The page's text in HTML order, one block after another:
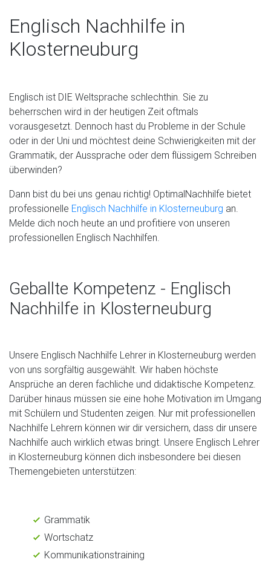
Englisch Nachhilfe in
Klosterneuburg
Englisch ist DIE Weltsprache schlechthin. Sie zu
beherrschen wird in der heutigen Zeit oftmals
vorausgesetzt. Dennoch hast du Probleme in der Schule
oder in der Uni und möchtest deine Schwierigkeiten mit der
Grammatik, der Aussprache oder dem flüssigem Schreiben
überwinden?
Dann bist du bei uns genau richtig! OptimalNachhilfe bietet
professionelle Englisch Nachhilfe in Klosterneuburg an.
Melde dich noch heute an und profitiere von unseren
professionellen Englisch Nachhilfen.
Geballte Kompetenz - Englisch
Nachhilfe in Klosterneuburg
Unsere Englisch Nachhilfe Lehrer in Klosterneuburg werden
von uns sorgfältig ausgewählt. Wir haben höchste
Ansprüche an deren fachliche und didaktische Kompetenz.
Darüber hinaus müssen sie eine hohe Motivation im Umgang
mit Schülern und Studenten zeigen. Nur mit professionellen
Nachhilfe Lehrern können wir dir versichern, dass dir unsere
Nachhilfe auch wirklich etwas bringt. Unsere Englisch Lehrer
in Klosterneuburg können dich insbesondere bei diesen
Themengebieten unterstützen:
Grammatik
Wortschatz
Kommunikationstraining